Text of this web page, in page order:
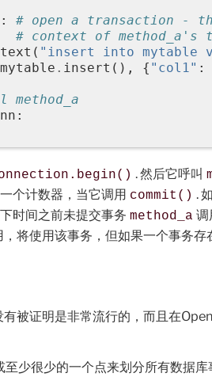
# open a transaction -
# context of method_a's
text ( "insert into
mytable . insert (), { "col1" :
method_a
:
. 然后它呼叫
个计数器，当它调用 commit() .
时间之前未提交事务 method_a 调
将使用该事务，但如果一个事务存
被证明是非常流行的，而且在
少很少的一个点来划分所有数据库